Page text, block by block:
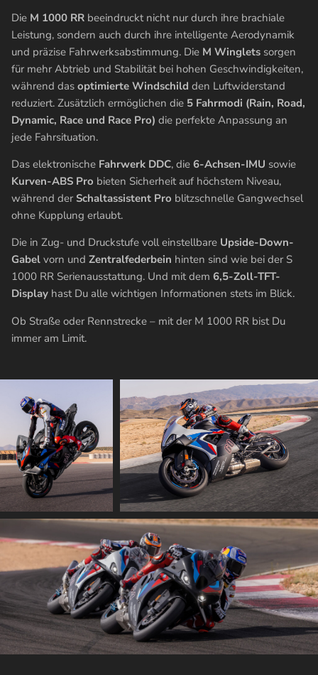
Die M 1000 RR beeindruckt nicht nur durch ihre brachiale
Leistung, sondern auch durch ihre intelligente Aerodynamik
und präzise Fahrwerksabstimmung. Die M Winglets sorgen
für mehr Abtrieb und Stabilität bei hohen Geschwindigkeiten,
während das optimierte Windschild den Luftwiderstand
reduziert. Zusätzlich ermöglichen die 5 Fahrmodi (Rain, Road,
Dynamic, Race und Race Pro) die perfekte Anpassung an
jede Fahrsituation.
Das elektronische Fahrwerk DDC, die 6-Achsen-IMU sowie
Kurven-ABS Pro bieten Sicherheit auf höchstem Niveau,
während der Schaltassistent Pro blitzschnelle Gangwechsel
ohne Kupplung erlaubt.
Die in Zug- und Druckstufe voll einstellbare Upside-Down-
Gabel vorn und Zentralfederbein hinten sind wie bei der S
1000 RR Serienausstattung. Und mit dem 6,5-Zoll-TFT-
Display hast Du alle wichtigen Informationen stets im Blick.
Ob Straße oder Rennstrecke – mit der M 1000 RR bist Du
immer am Limit.